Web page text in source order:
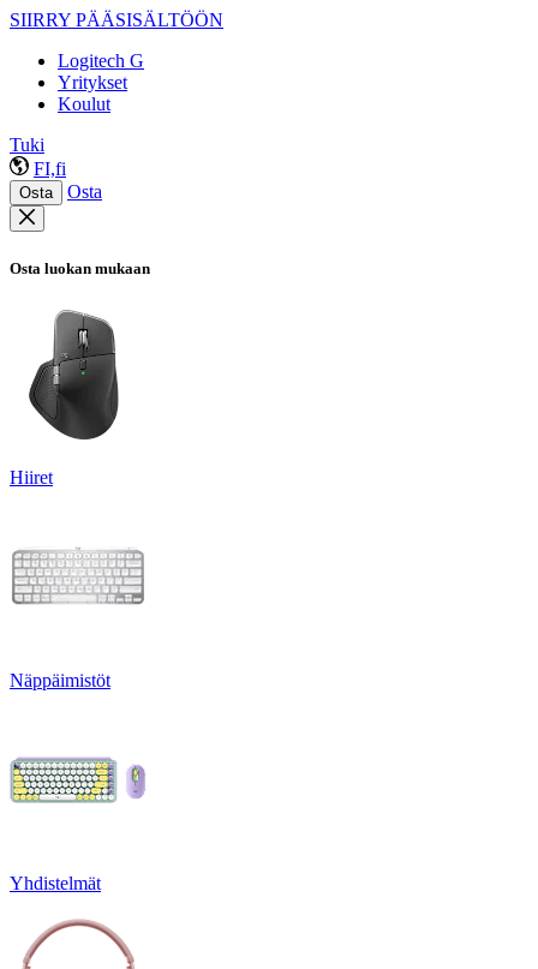
SIIRRY PÄÄSISÄLTÖÖN
Logitech G
Yritykset
Koulut
Tuki
FI,fi
Osta Osta
Osta luokan mukaan
Hiiret
Näppäimistöt
Yhdistelmät